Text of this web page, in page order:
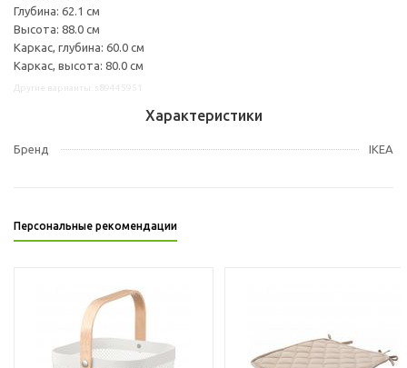
Глубина: 62.1 см
Высота: 88.0 см
Каркас, глубина: 60.0 см
Каркас, высота: 80.0 см
Характеристики
Бренд IKEA
Персональные рекомендации